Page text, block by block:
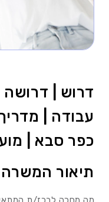
דרוש | דרושה
עבודה |
כפר סבא |
תיאור המשרה